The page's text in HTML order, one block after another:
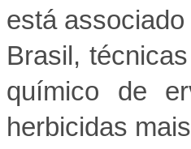
está
Brasil,
químico de
herbicidas